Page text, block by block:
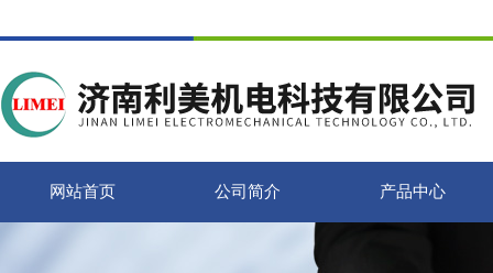
网站首页 公司简介 产品中心